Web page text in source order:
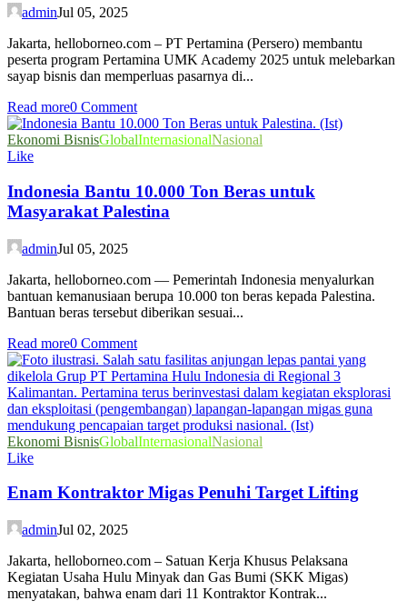
adminJul 05, 2025
Jakarta, helloborneo.com – PT Pertamina (Persero) membantu
peserta program Pertamina UMK Academy 2025 untuk melebarkan
sayap bisnis dan memperluas pasarnya di...
Read more0 Comment
Ekonomi BisnisGlobalInternasionalNasional
Like
Indonesia Bantu 10.000 Ton Beras untuk
Masyarakat Palestina
adminJul 05, 2025
Jakarta, helloborneo.com — Pemerintah Indonesia menyalurkan
bantuan kemanusiaan berupa 10.000 ton beras kepada Palestina.
Bantuan beras tersebut diberikan sesuai...
Read more0 Comment
Ekonomi BisnisGlobalInternasionalNasional
Like
Enam Kontraktor Migas Penuhi Target Lifting
adminJul 02, 2025
Jakarta, helloborneo.com – Satuan Kerja Khusus Pelaksana
Kegiatan Usaha Hulu Minyak dan Gas Bumi (SKK Migas)
menyatakan, bahwa enam dari 11 Kontraktor Kontrak...